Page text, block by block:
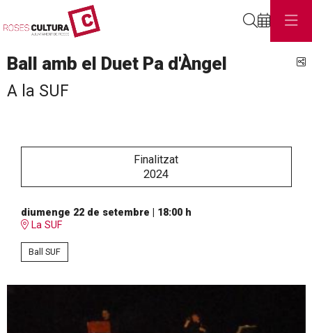
Ball amb el Duet Pa d'Àngel
A la SUF
Finalitzat
2024
diumenge 22 de setembre
18:00 h
La SUF
Ball SUF